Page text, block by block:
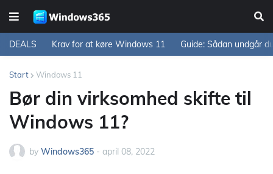
DEALS Krav for at køre Windows 11 Guide: Sådan undgår
Start Windows 11
Bør din virksomhed skifte til
Windows 11?
by Windows365 - april 08, 2022